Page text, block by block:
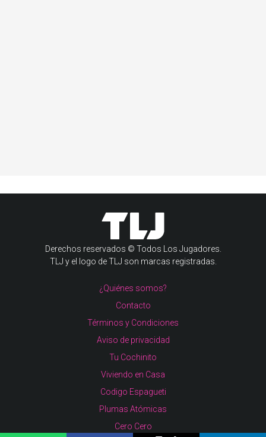
Derechos reservados © Todos Los Jugadores.
TLJ y el logo de TLJ son marcas registradas.
¿Quiénes somos?
Contacto
Términos y Condiciones
Aviso de privacidad
Tu Cochinito
Viviendo en Casa
Codigo Espagueti
Plumas Atómicas
Cero Cero